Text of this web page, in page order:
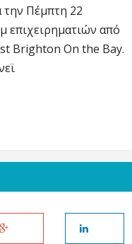
την Πέμπτη 22
επιχειρηματιών από
Brighton On the Bay.